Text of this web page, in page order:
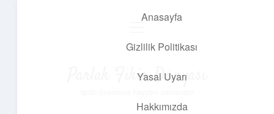
Anasayfa
Gizlilik Politikası
Yasal Uyarı
Hakkımızda
Parlak Fikir Dünyası